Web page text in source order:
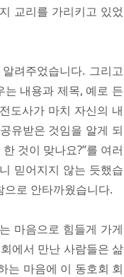
교리를 가리키고 있었
려주었습니다. 그리고
내용과 제목, 예로 든
도사가 마치 자신의 내
유받은 것임을 알게 되
것이 맞나요?”를 여러
믿어지지 않는 듯했습
로 안타까웠습니다.
마음으로 힘들게 가게
에서 만난 사람들은 삶
는 마음에 이 동호회 회